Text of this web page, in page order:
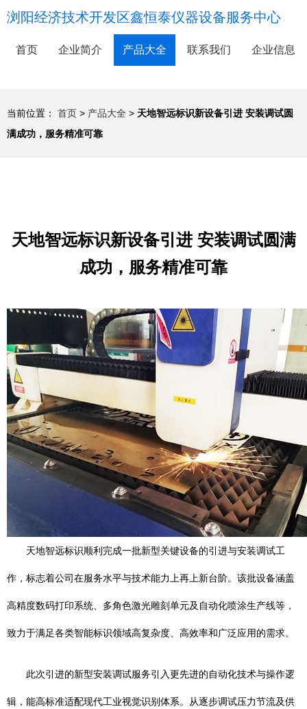
浏阳经济技术开发区鑫恒泰仪器设备服务中心
首页 企业简介 产品大全 联系我们 企业信息
当前位置： 首页 > 产品大全 > 天地智远标识新设备引进 安装调试圆
满成功，服务精准可靠
天地智远标识新设备引进 安装调试圆满
成功，服务精准可靠
天地智远标识顺利完成一批新型关键设备的引进与安装调试工
作，标志着公司在服务水平与技术能力上再上新台阶。该批设备涵盖
高精度数码打印系统、多角色激光雕刻单元及自动化喷涂生产线等，
致力于满足各类智能标识领域高复杂度、高效率和广泛应用的需求。
此次引进的新型安装调试服务引入更先进的自动化技术与操作逻
辑，能高标准适配现代工业视觉识别体系。从逐步调试压力节流及供